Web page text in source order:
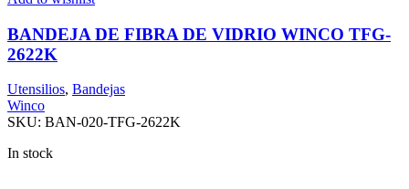
BANDEJA DE FIBRA DE VIDRIO WINCO TFG-
2622K
Utensilios, Bandejas
Winco
SKU: BAN-020-TFG-2622K
In stock